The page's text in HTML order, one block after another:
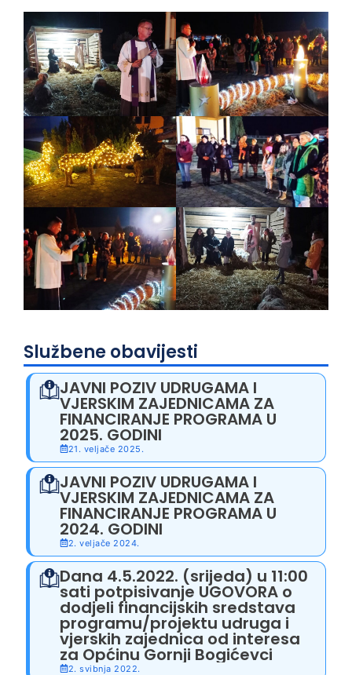
Službene obavijesti
JAVNI POZIV UDRUGAMA I
VJERSKIM ZAJEDNICAMA ZA
FINANCIRANJE PROGRAMA U
2025. GODINI
21. veljače 2025.
JAVNI POZIV UDRUGAMA I
VJERSKIM ZAJEDNICAMA ZA
FINANCIRANJE PROGRAMA U
2024. GODINI
2. veljače 2024.
Dana 4.5.2022. (srijeda) u 11:00
sati potpisivanje UGOVORA o
dodjeli financijskih sredstava
programu/projektu udruga i
vjerskih zajednica od interesa
za Općinu Gornji Bogićevci
2. svibnja 2022.